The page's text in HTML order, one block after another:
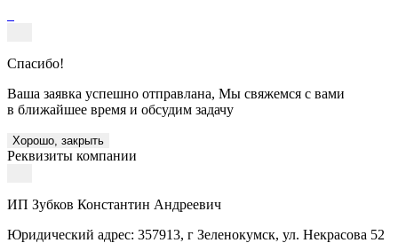
Спасибо!
Ваша заявка успешно отправлана, Мы свяжемся с вами
в ближайшее время и обсудим задачу
Хорошо, закрыть
Реквизиты компании
ИП Зубков Константин Андреевич
Юридический адрес: 357913, г Зеленокумск, ул. Некрасова 52